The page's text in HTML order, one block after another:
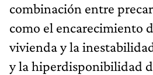
combinación entre
como el encarecimiento
vivienda y la
y la hiperdisponibilidad